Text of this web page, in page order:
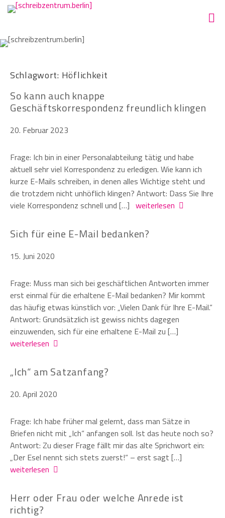
Schlagwort: Höflichkeit
So kann auch knappe
Geschäftskorrespondenz freundlich klingen
20. Februar 2023
Frage: Ich bin in einer Personalabteilung tätig und habe
aktuell sehr viel Korrespondenz zu erledigen. Wie kann ich
kurze E-Mails schreiben, in denen alles Wichtige steht und
die trotzdem nicht unhöflich klingen? Antwort: Dass Sie Ihre
viele Korrespondenz schnell und […] weiterlesen
Sich für eine E-Mail bedanken?
15. Juni 2020
Frage: Muss man sich bei geschäftlichen Antworten immer
erst einmal für die erhaltene E-Mail bedanken? Mir kommt
das häufig etwas künstlich vor: „Vielen Dank für Ihre E-Mail.“
Antwort: Grundsätzlich ist gewiss nichts dagegen
einzuwenden, sich für eine erhaltene E-Mail zu […]
weiterlesen
„Ich“ am Satzanfang?
20. April 2020
Frage: Ich habe früher mal gelernt, dass man Sätze in
Briefen nicht mit „Ich“ anfangen soll. Ist das heute noch so?
Antwort: Zu dieser Frage fällt mir das alte Sprichwort ein:
„Der Esel nennt sich stets zuerst!“ – erst sagt […]
weiterlesen
Herr oder Frau oder welche Anrede ist
richtig?